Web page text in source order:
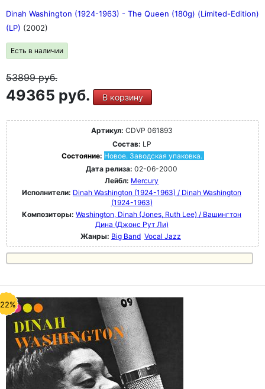
Dinah Washington (1924-1963) - The Queen (180g) (Limited-Edition)
(LP) (2002)
Есть в наличии
53899руб.
49365 руб. В корзину
Артикул: CDVP 061893
Состав: LP
Состояние: Новое. Заводская упаковка.
Дата релиза: 02-06-2000
Лейбл: Mercury
Исполнители: Dinah Washington (1924-1963) / Dinah Washington
(1924-1963)
Композиторы: Washington, Dinah (Jones, Ruth Lee) / Вашингтон
Дина (Джонс Рут Ли)
Жанры: Big Band Vocal Jazz